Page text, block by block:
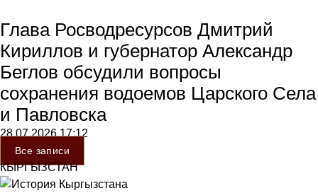
Глава Росводресурсов Дмитрий
Кириллов и губернатор Александр
Беглов обсудили вопросы
сохранения водоемов Царского Села
и Павловска
28.07.202617:12
Все записи
КЫРГЫЗСТАН